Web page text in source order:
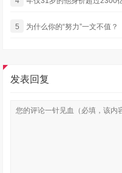
5 为什么你的“努力”一文不值？
发表回复